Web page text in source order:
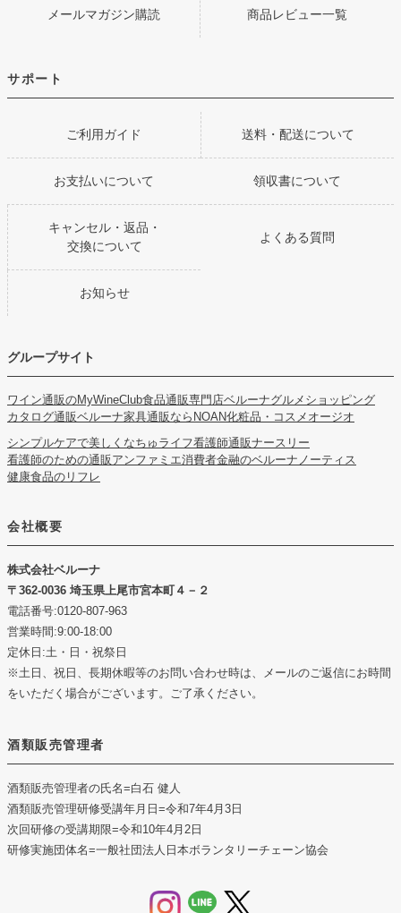
メールマガジン購読 商品レビュー一覧
サポート
ご利用ガイド 送料・配送について
お支払いについて 領収書について
キャンセル・返品・
交換について
よくある質問
お知らせ
グループサイト
ワイン通販のMyWineClub食品通販専門店ベルーナグルメショッピング
カタログ通販ベルーナ家具通販ならNOAN化粧品・コスメオージオ
シンプルケアで美しくなちゅライフ看護師通販ナースリー
看護師のための通販アンファミエ消費者金融のベルーナノーティス
健康食品のリフレ
会社概要
株式会社ベルーナ
362-0036 埼玉県上尾市宮本町４－２
電話番号:0120-807-963
営業時間:9:00-18:00
定休日:土・日・祝祭日
※土日、祝日、長期休暇等のお問い合わせ時は、メールのご返信にお時間
をいただく場合がございます。ご了承ください。
酒類販売管理者
酒類販売管理者の氏名=白石 健人
酒類販売管理研修受講年月日 =令和7年4月3日
次回研修の受講期限=令和10年4月2日
研修実施団体名=一般社団法人日本ボランタリーチェーン協会